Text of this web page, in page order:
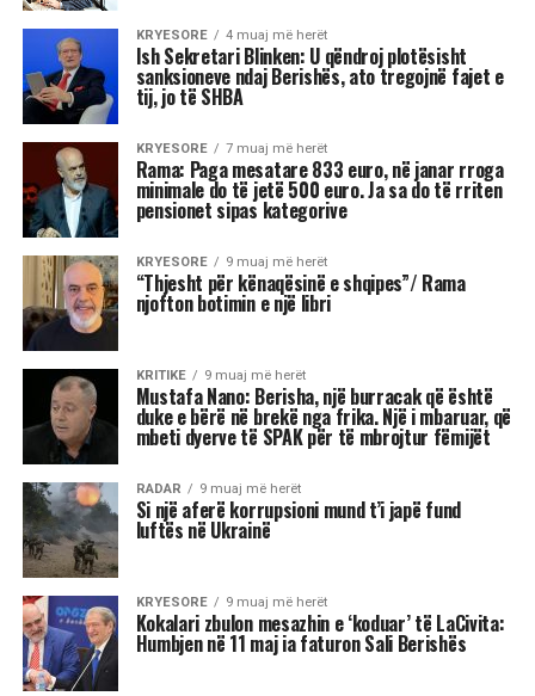
“Nderi i Kombit” Reshat Arbana, teksa festoi 85-
vjetorin e lindjes, mes emocionesh, kujtimesh
dhe lotësh, përcolli mesazhe të forta për
publikun në këtë stacion të jetës së tij.
“Jeta qenka tre ditë: e djeshmja, e sotmja dhe
e nesërmja. E nesërmja nuk dihet. Ta bëjmë
sot atë që kemi për të bërë, mos ta lemë për
nesër. Ta duam më shumë njëri-tjetrin. Ky
ishte stacioni im i 85-të. Po në iksha nga kjo
botë, zemra do më mbetet pas. Do iki me
pishmanllëkun e madh që nuk e pashë këtë
Shqipëri me një demokraci të vërtetë. T’i
lëmë hasmëritë, sepse jeta është e shkurtër,
u shpreh aktori i shquar dhe ikona e skenës
shqiptare.
Reshat Arbana është një prej figurave më të
dashura për publikun shqiptar, për kontributin e
tij të çmuar në kinematografi dhe teatër.